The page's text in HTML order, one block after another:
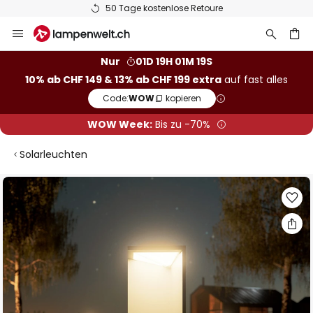
50 Tage kostenlose Retoure
Inhalt
Nur
01D 19H 01M 18S
10% ab CHF 149 & 13% ab CHF 199 extra auf fast alles
Code:WOW kopieren
WOW Week:Bis zu -70%
Solarleuchten
Zum
Ende
der
Bildgalerie
springen